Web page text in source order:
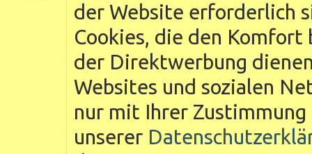
der Website erforderlich
Cookies, die den
der Direktwerbung
Websites und sozialen
nur mit Ihrer
unserer